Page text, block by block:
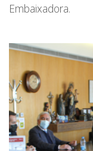
Embaixadora.